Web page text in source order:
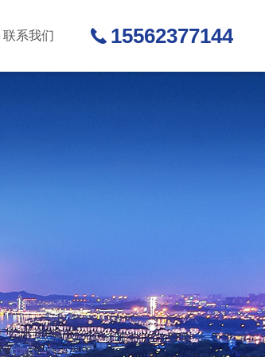
联系我们 15562377144